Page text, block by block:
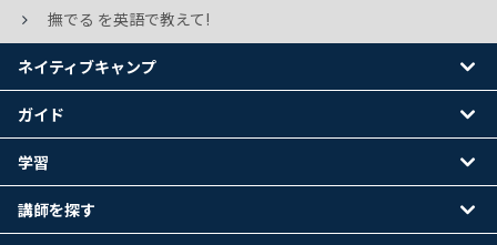
撫でる を英語で教えて!
ネイティブキャンプ
ガイド
学習
講師を探す